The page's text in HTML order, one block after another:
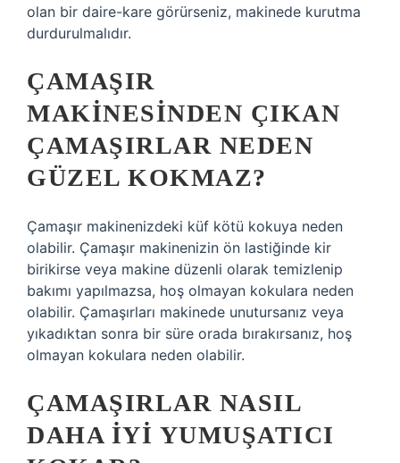
olan bir daire-kare görürseniz, makinede kurutma
durdurulmalıdır.
ÇAMAŞIR
MAKINESINDEN ÇIKAN
ÇAMAŞIRLAR NEDEN
GÜZEL KOKMAZ?
Çamaşır makinenizdeki küf kötü kokuya neden
olabilir. Çamaşır makinenizin ön lastiğinde kir
birikirse veya makine düzenli olarak temizlenip
bakımı yapılmazsa, hoş olmayan kokulara neden
olabilir. Çamaşırları makinede unutursanız veya
yıkadıktan sonra bir süre orada bırakırsanız, hoş
olmayan kokulara neden olabilir.
ÇAMAŞIRLAR NASIL
DAHA IYI YUMUŞATICI